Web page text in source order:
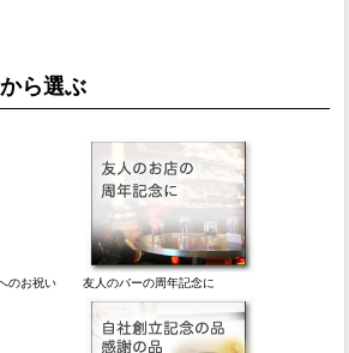
から選ぶ
のお祝い 友人のバーの周年記念に